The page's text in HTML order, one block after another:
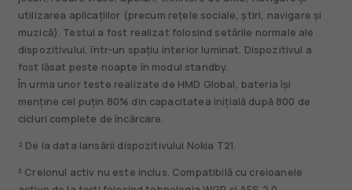
utilizarea aplicațiilor (precum rețele sociale, știri, navigare și
muzică). Testul a fost realizat folosind setările normale ale
dispozitivului, într-un spațiu interior luminat. Dispozitivul a
fost lăsat peste noapte în modul standby.
În urma unor teste realizate de HMD Global, bateria își
menține cel puțin 80% din capacitatea inițială după 800 de
cicluri complete de încărcare.
² De la data lansării dispozitivului Nokia T21.
³ Creionul activ nu este inclus. Compatibilă cu creioanele